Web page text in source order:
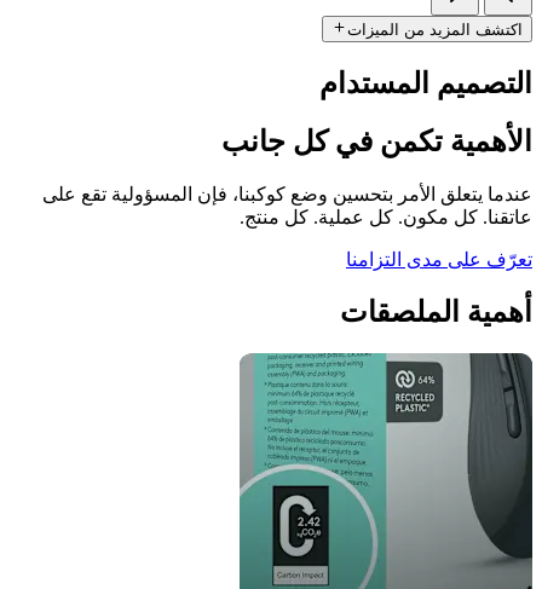
اكتشف المزيد من الميزات
التصميم المستدام
الأهمية تكمن في كل جانب
عندما يتعلق الأمر بتحسين وضع كوكبنا، فإن المسؤولية تقع على
عاتقنا. كل مكون. كل عملية. كل منتج.
تعرّف على مدى التزامنا
أهمية الملصقات